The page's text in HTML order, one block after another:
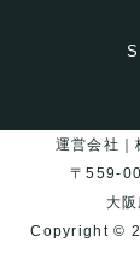
運営会社｜
〒559-
大
Copyright ©